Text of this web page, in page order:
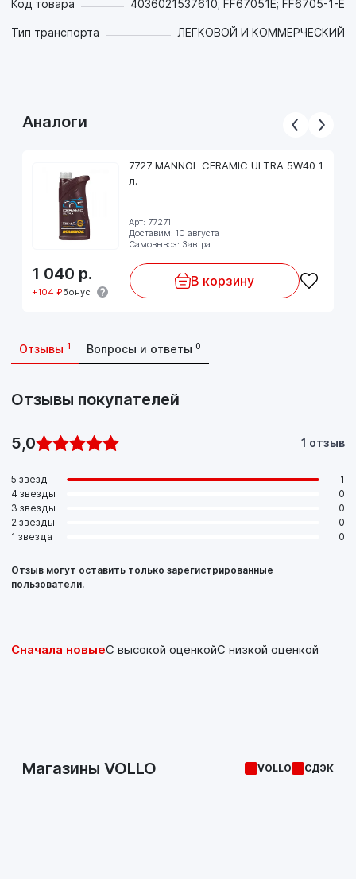
Код товара 4036021537610; FF67051E; FF6705-1-E
Тип транспорта ЛЕГКОВОЙ И КОММЕРЧЕСКИЙ
Аналоги
7727 MANNOL CERAMIC ULTRA 5W40 1
л.
Арт: 77271
Доставим: 10 августа
Самовывоз: Завтра
1 040 р.
+104 ₽бонус
В корзину
Отзывы 1 Вопросы и ответы 0
Отзывы покупателей
5,0 1 отзыв
5 звезд
1
4 звезды
0
3 звезды
0
2 звезды
0
1 звезда
0
Отзыв могут оставить только зарегистрированные
пользователи.
Сначала новыеС высокой оценкойС низкой оценкой
Магазины VOLLO VOLLO СДЭК